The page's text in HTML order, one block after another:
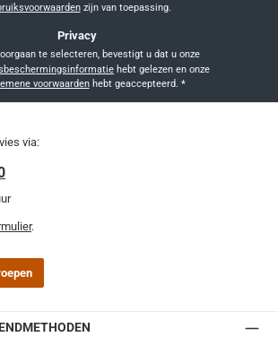
zijn van toepassing.
Privacy
Door doorgaan te selecteren, bevestigt u dat u onze
voorwaardenhebt geaccepteerd. *
via:
.